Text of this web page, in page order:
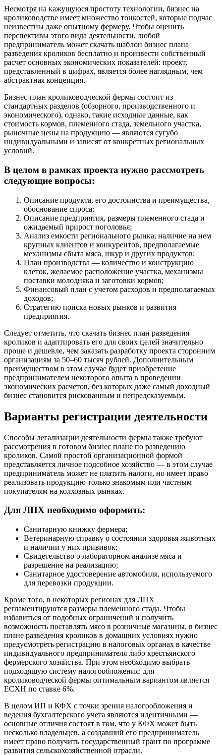
Несмотря на кажущуюся простоту технологии, бизнес на
кролиководстве имеет множество тонкостей, которые подчас
неизвестны даже опытному фермеру. Чтобы оценить
перспективы этого вида деятельности, любой
предприниматель может скачать шаблон бизнес плана
разведения кроликов бесплатно и произвести собственный
расчет основных экономических показателей: проект,
представленный в цифрах, является более наглядным, чем
абстрактная концепция.
Бизнес-план кролиководческой фермы состоит из
стандартных разделов (обзорного, производственного и
экономического), однако, такие исходные данные, как
стоимость кормов, племенного стада, земельного участка,
рыночные цены на продукцию — являются сугубо
индивидуальными и зависят от конкретных региональных
условий.
В целом в рамках проекта нужно рассмотреть
следующие вопросы:
Описание продукта, его достоинства и преимущества,
обоснование спроса;
Описание предприятия, размеры племенного стада и
ожидаемый прирост поголовья;
Анализ емкости регионального рынка, наличие на нем
крупных клиентов и конкурентов, предполагаемые
механизмы сбыта мяса, шкур и других продуктов;
План производства — количество и конструкцию
клеток, желаемое расположение участка, механизмы
поставки молодняка и заготовки кормов;
Финансовый план с учетом расходов и предполагаемых
доходов;
Стратегию поиска новых рынков и развития
предприятия.
Следует отметить, что скачать бизнес план разведения
кроликов и адаптировать его для своих целей значительно
проще и дешевле, чем заказать разработку проекта сторонним
организациям за 50–60 тысяч рублей. Дополнительным
преимуществом в этом случае будет приобретение
предпринимателем некоторого опыта в проведении
экономических расчетов, без которых даже самый доходный
бизнес становится рискованным и непредсказуемым.
Варианты регистрации деятельности
Способы легализации деятельности фермы также требуют
рассмотрения в готовом бизнес плане по разведению
кроликов. Самой простой организационной формой
представляется личное подсобное хозяйство — в этом случае
предприниматель может не платить налоги, но имеет право
реализовать продукцию только знакомым или частным
покупателям на колхозных рынках.
Для ЛПХ необходимо оформить:
Санитарную книжку фермера;
Ветеринарную справку о состоянии здоровья животных
и наличии у них прививок;
Свидетельство о лабораторном анализе мяса и
разрешение на реализацию;
Санитарное удостоверение автомобиля, используемого
для перевозки продукции.
Кроме того, в некоторых регионах для ЛПХ
регламентируются размеры племенного стада. Чтобы
избавиться от подобных ограничений и получить
возможность поставлять мясо в розничные магазины, в бизнес
плане разведения кроликов в домашних условиях нужно
предусмотреть регистрацию в налоговых органах в качестве
индивидуального предпринимателя либо крестьянского
фермерского хозяйства. При этом необходимо выбрать
подходящую систему налогообложения: для
кролиководческой фермы оптимальным вариантом является
ЕСХН по ставке 6%.
В целом ИП и КФХ с точки зрения налогообложения и
ведения бухгалтерского учета являются идентичными —
основные отличия состоят в том, что у КФХ может быть
несколько владельцев, а создавший его предприниматель
имеет право получить государственный грант по программе
развития сельскохозяйственной отрасли.